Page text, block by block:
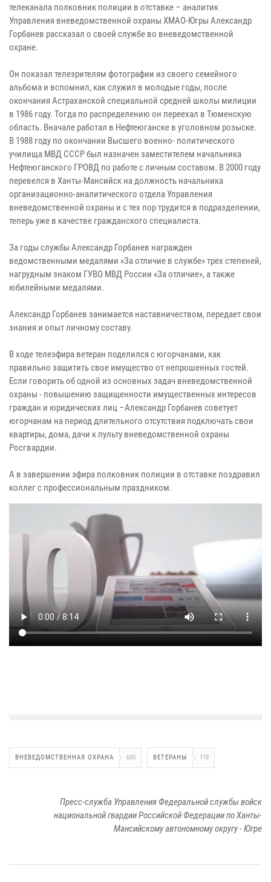
телеканала полковник полиции в отставке – аналитик
Управления вневедомственной охраны ХМАО-Югры Александр
Горбанев рассказал о своей службе во вневедомственной
охране.
Он показал телезрителям фотографии из своего семейного
альбома и вспомнил, как служил в молодые годы, после
окончания Астраханской специальной средней школы милиции
в 1986 году. Тогда по распределению он переехал в Тюменскую
область. Вначале работал в Нефтеюганске в уголовном розыске.
В 1988 году по окончании Высшего военно- политического
училища МВД СССР был назначен заместителем начальника
Нефтеюганского ГРОВД по работе с личным составом. В 2000 году
перевелся в Ханты-Мансийск на должность начальника
организационно-аналитического отдела Управления
вневедомственной охраны и с тех пор трудится в подразделении,
теперь уже в качестве гражданского специалиста.
За годы службы Александр Горбанев награжден
ведомственными медалями «За отличие в службе» трех степеней,
нагрудным знаком ГУВО МВД России «За отличие», а также
юбилейными медалями.
Александр Горбанев занимается наставничеством, передает свои
знания и опыт личному составу.
В ходе телеэфира ветеран поделился с югорчанами, как
правильно защитить свое имущество от непрошенных гостей.
Если говорить об одной из основных задач вневедомственной
охраны - повышению защищенности имущественных интересов
граждан и юридических лиц –Александр Горбанев советует
югорчанам на период длительного отсутствия подключать свои
квартиры, дома, дачи к пульту вневедомственной охраны
Росгвардии.
А в завершении эфира полковник полиции в отставке поздравил
коллег с профессиональным праздником.
ВНЕВЕДОМСТВЕННАЯ ОХРАНА 605 ВЕТЕРАНЫ 119
Пресс-служба Управления Федеральной службы войск
национальной гвардии Российской Федерации по Ханты-
Мансийскому автономному округу - Югре